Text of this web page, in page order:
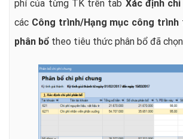
phí của từng TK trên tab Xác định
các Công trình/Hạng mục công trình
phân bổ theo tiêu thức phân bổ đã